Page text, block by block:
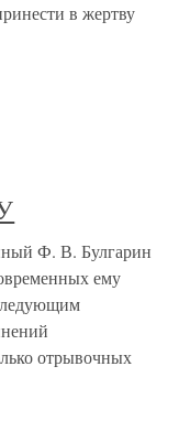
в жертву
Ф. В. Булгарин
ему
отрывочных